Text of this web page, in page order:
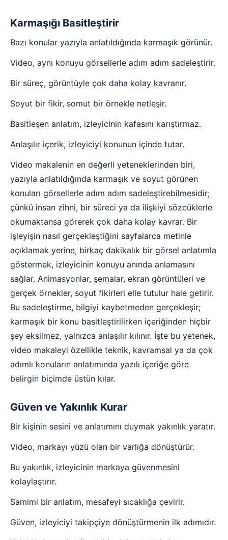
Karmaşığı Basitleştirir
Bazı konular yazıyla anlatıldığında karmaşık görünür.
Video, aynı konuyu görsellerle adım adım sadeleştirir.
Bir süreç, görüntüyle çok daha kolay kavranır.
Soyut bir fikir, somut bir örnekle netleşir.
Basitleşen anlatım, izleyicinin kafasını karıştırmaz.
Anlaşılır içerik, izleyiciyi konunun içinde tutar.
Video makalenin en değerli yeteneklerinden biri,
yazıyla anlatıldığında karmaşık ve soyut görünen
konuları görsellerle adım adım sadeleştirebilmesidir;
çünkü insan zihni, bir süreci ya da ilişkiyi sözcüklerle
okumaktansa görerek çok daha kolay kavrar. Bir
işleyişin nasıl gerçekleştiğini sayfalarca metinle
açıklamak yerine, birkaç dakikalık bir görsel anlatımla
göstermek, izleyicinin konuyu anında anlamasını
sağlar. Animasyonlar, şemalar, ekran görüntüleri ve
gerçek örnekler, soyut fikirleri elle tutulur hale getirir.
Bu sadeleştirme, bilgiyi kaybetmeden gerçekleşir;
karmaşık bir konu basitleştirilirken içeriğinden hiçbir
şey eksilmez, yalnızca anlaşılır kılınır. İşte bu yetenek,
video makaleyi özellikle teknik, kavramsal ya da çok
adımlı konuların anlatımında yazılı içeriğe göre
belirgin biçimde üstün kılar.
Güven ve Yakınlık Kurar
Bir kişinin sesini ve anlatımını duymak yakınlık yaratır.
Video, markayı yüzü olan bir varlığa dönüştürür.
Bu yakınlık, izleyicinin markaya güvenmesini
kolaylaştırır.
Samimi bir anlatım, mesafeyi sıcaklığa çevirir.
Güven, izleyiciyi takipçiye dönüştürmenin ilk adımıdır.